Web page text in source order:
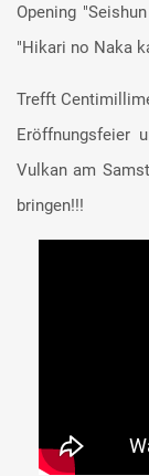
Opening
"Hikari no Naka
Trefft
Eröffnungsfeier
Vulkan am
bringen!!!